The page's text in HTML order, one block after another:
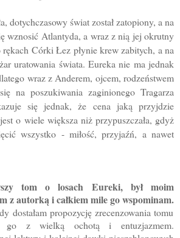
dotychczasowy świat został zatopiony, a na
wznosić Atlantyda, a wraz z nią jej okrutny
rękach Córki Łez płynie krew zabitych, a na
uratowania świata. Eureka nie ma jednak
wraz z Anderem, ojcem, rodzeństwem
na poszukiwania zaginionego Tragarza
się jednak, że cena jaką przyjdzie
o wiele większa niż przypuszczała, gdyż
wszystko - miłość, przyjaźń, a nawet
tom o losach Eureki, był moim
z autorką i całkiem mile go wspominam.
dostałam propozycję zrecenzowania tomu
go z wielką ochotą i entuzjazmem.